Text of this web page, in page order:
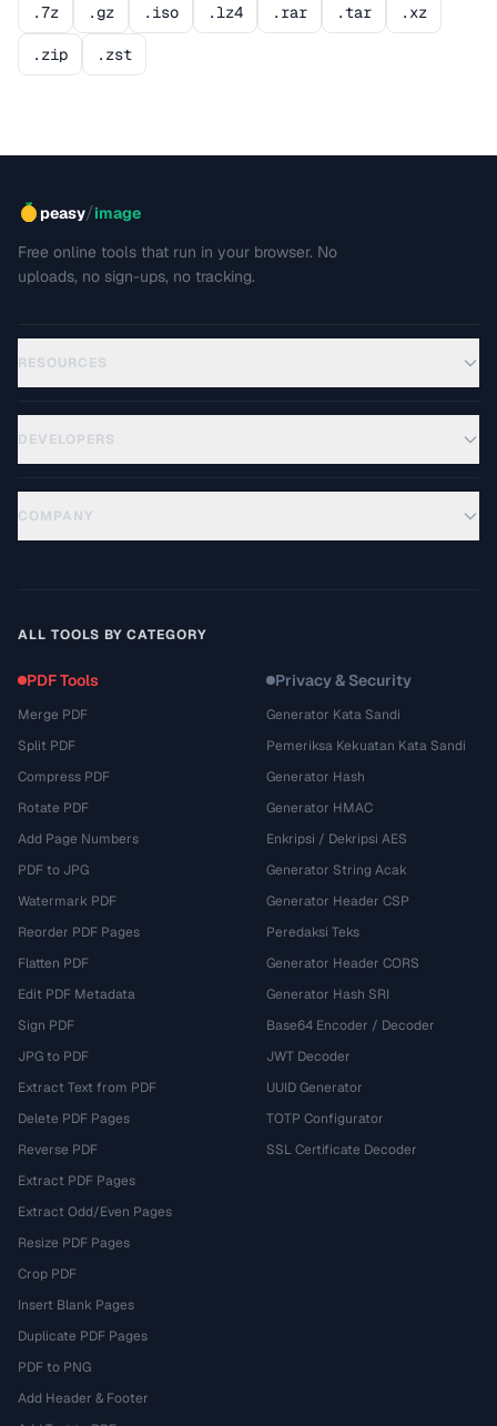
.7z .gz .iso .lz4 .rar .tar .xz
.zip .zst
peasy/image
Free online tools that run in your browser. No
uploads, no sign-ups, no tracking.
RESOURCES
DEVELOPERS
COMPANY
ALL TOOLS BY CATEGORY
PDF Tools
Merge PDF
Split PDF
Compress PDF
Rotate PDF
Add Page Numbers
PDF to JPG
Watermark PDF
Reorder PDF Pages
Flatten PDF
Edit PDF Metadata
Sign PDF
JPG to PDF
Extract Text from PDF
Delete PDF Pages
Reverse PDF
Extract PDF Pages
Extract Odd/Even Pages
Resize PDF Pages
Crop PDF
Insert Blank Pages
Duplicate PDF Pages
PDF to PNG
Add Header & Footer
Privacy & Security
Generator Kata Sandi
Pemeriksa Kekuatan Kata Sandi
Generator Hash
Generator HMAC
Enkripsi / Dekripsi AES
Generator String Acak
Generator Header CSP
Peredaksi Teks
Generator Header CORS
Generator Hash SRI
Base64 Encoder / Decoder
JWT Decoder
UUID Generator
TOTP Configurator
SSL Certificate Decoder